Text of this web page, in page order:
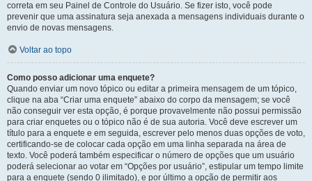
correta em seu Painel de Controle do Usuário. Se fizer isto, você pode
prevenir que uma assinatura seja anexada a mensagens individuais durante o
envio de novas mensagens.
Voltar ao topo
Como posso adicionar uma enquete?
Quando enviar um novo tópico ou editar a primeira mensagem de um tópico,
clique na aba “Criar uma enquete” abaixo do corpo da mensagem; se você
não conseguir ver esta opção, é porque provavelmente não possui permissão
para criar enquetes ou o tópico não é de sua autoria. Você deve escrever um
título para a enquete e em seguida, escrever pelo menos duas opções de voto,
certificando-se de colocar cada opção em uma linha separada na área de
texto. Você poderá também especificar o número de opções que um usuário
poderá selecionar ao votar em “Opções por usuário”, estipular um tempo limite
para a enquete (sendo 0 ilimitado), e por último a opção de permitir aos